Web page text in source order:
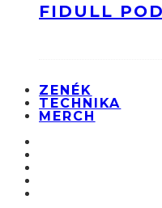
FIDULL
ZENÉK
TECHNIKA
MERCH